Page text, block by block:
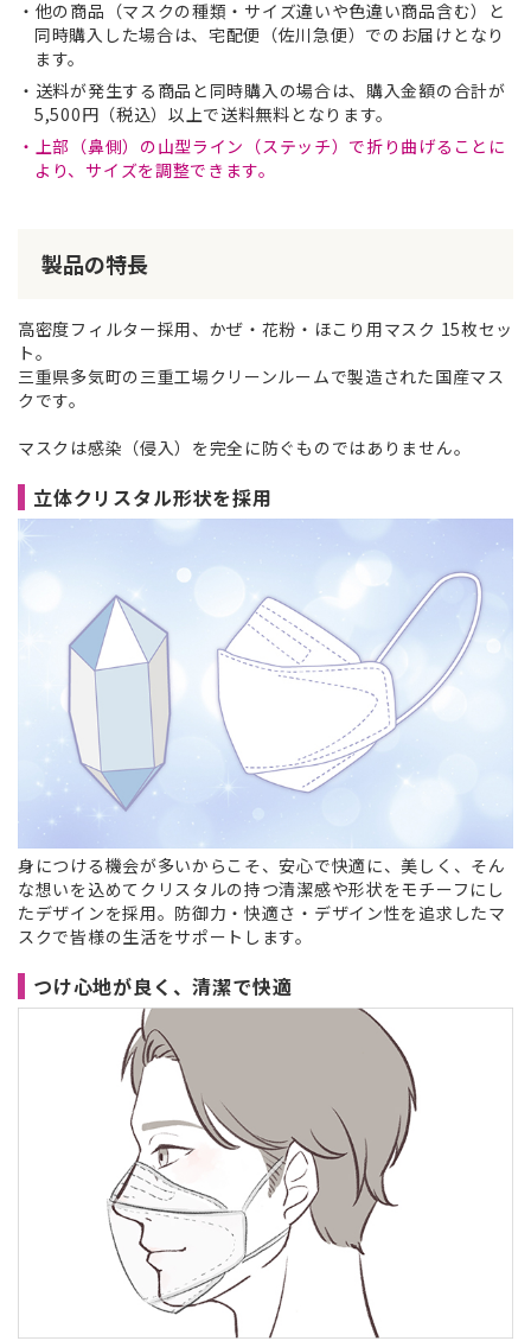
他の商品（マスクの種類・サイズ違いや色違い商品含む）と
同時購入した場合は、宅配便（佐川急便）でのお届けとなり
ます。
送料が発生する商品と同時購入の場合は、購入金額の合計が
5,500円（税込）以上で送料無料となります。
上部（鼻側）の山型ライン（ステッチ）で折り曲げることに
より、サイズを調整できます。
製品の特長
高密度フィルター採用、かぜ・花粉・ほこり用マスク 15枚セッ
ト。
三重県多気町の三重工場クリーンルームで製造された国産マス
クです。
マスクは感染（侵入）を完全に防ぐものではありません。
立体クリスタル形状を採用
身につける機会が多いからこそ、安心で快適に、美しく、そん
な想いを込めてクリスタルの持つ清潔感や形状をモチーフにし
たデザインを採用。防御力・快適さ・デザイン性を追求したマ
スクで皆様の生活をサポートします。
つけ心地が良く、清潔で快適